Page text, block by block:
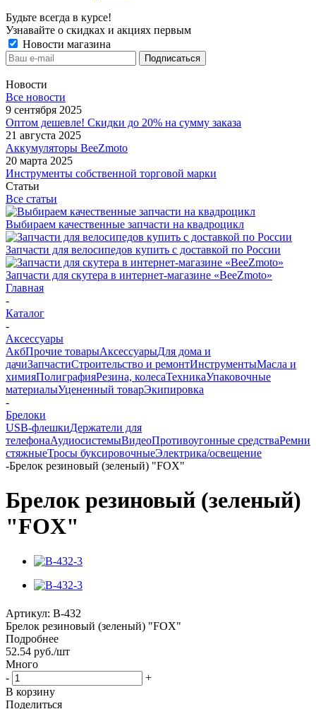
Будьте всегда в курсе!
Узнавайте о скидках и акциях первым
Новости магазина
Новости
Все новости
9 сентября 2025
Оптом дешевле! Скидки до 20% на сумму заказа
21 августа 2025
Аккумуляторы BeeZmoto
20 марта 2025
Инструменты собственной торговой марки
Статьи
Все статьи
Выбираем качественные запчасти на квадроцикл
Запчасти для велосипедов купить с доставкой по России
Запчасти для скутера в интернет-магазине «BeeZmoto»
Главная
-
Каталог
-
Аксессуары
АкбПрочие товарыАксессуарыДля дома и
дачиЗапчастиСтроительство и ремонтИнструментыМасла и
химияПолиграфияРезина, колесаТехникаУпаковочные
материалыУцененный товарЭкипировка
-
Брелоки
USB-флешкиДержатели для
телефонаАудиосистемыВидеоПротивоугонные средстваРемни
стяжныеТросы буксировочныеЭлектрика/освещение
-Брелок резиновый (зеленый) "FOX"
Брелок резиновый (зеленый)
"FOX"
Артикул: B-432
Брелок резиновый (зеленый) "FOX"
Подробнее
52.54 руб./шт
Много
-
+
В корзину
Поделиться